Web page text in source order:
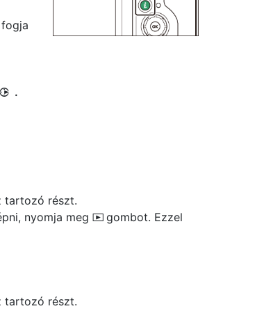
2 .
tartozó részt.
nyomja meg K gombot. Ezzel
tartozó részt.